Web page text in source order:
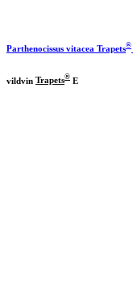
Parthenocissus vitacea Trapets®
vildvin Trapets® E